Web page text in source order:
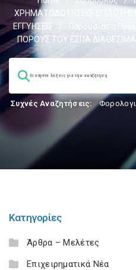
ΧΡΗΜΑΤΟΔΟΤΗΣΕΙΣ-
ΕΓΓΥΗΣΕΙΣ
/ Παρουσίαση
ΠΟΡΟΥΣ ΤΟΥ ΕΣΠΑ
Συχνές Αναζητήσεις:
Κατηγορίες
Άρθρα – Μελέτες
Επιχειρηματικά Νέα